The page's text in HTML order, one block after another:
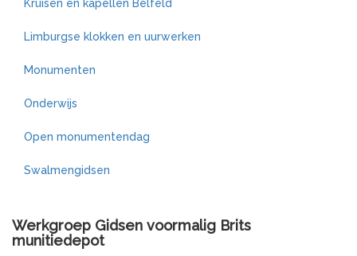
Kruisen en kapellen Belfeld
Limburgse klokken en uurwerken
Monumenten
Onderwijs
Open monumentendag
Swalmengidsen
Werkgroep Gidsen voormalig Brits
munitiedepot